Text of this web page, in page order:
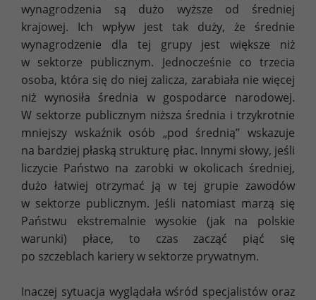
wynagrodzenia są dużo wyższe od średniej
krajowej. Ich wpływ jest tak duży, że średnie
wynagrodzenie dla tej grupy jest większe niż
w sektorze publicznym. Jednocześnie co trzecia
osoba, która się do niej zalicza, zarabiała nie więcej
niż wynosiła średnia w gospodarce narodowej.
W sektorze publicznym niższa średnia i trzykrotnie
mniejszy wskaźnik osób „pod średnią” wskazuje
na bardziej płaską strukturę płac. Innymi słowy, jeśli
liczycie Państwo na zarobki w okolicach średniej,
dużo łatwiej otrzymać ją w tej grupie zawodów
w sektorze publicznym. Jeśli natomiast marzą się
Państwu ekstremalnie wysokie (jak na polskie
warunki) płace, to czas zacząć piąć się
po szczeblach kariery w sektorze prywatnym.
Inaczej sytuacja wyglądała wśród specjalistów oraz